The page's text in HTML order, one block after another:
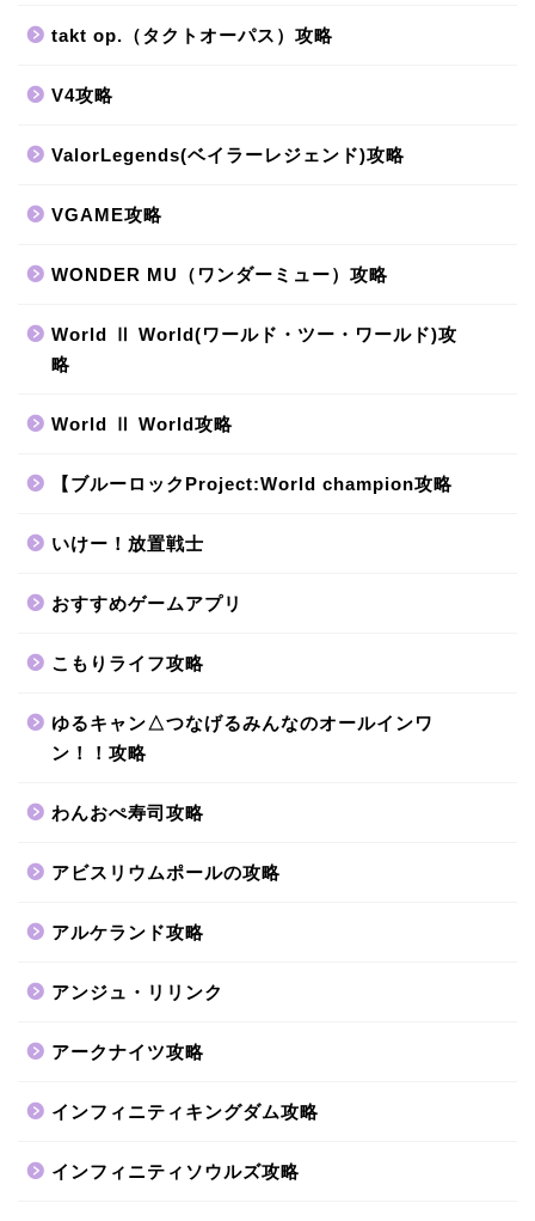
takt op.（タクトオーパス）攻略
V4攻略
ValorLegends(ベイラーレジェンド)攻略
VGAME攻略
WONDER MU（ワンダーミュー）攻略
World Ⅱ World(ワールド・ツー・ワールド)攻
略
World Ⅱ World攻略
【ブルーロックProject:World champion攻略
いけー！放置戦士
おすすめゲームアプリ
こもりライフ攻略
ゆるキャン△つなげるみんなのオールインワ
ン！！攻略
わんおぺ寿司攻略
アビスリウムポールの攻略
アルケランド攻略
アンジュ・リリンク
アークナイツ攻略
インフィニティキングダム攻略
インフィニティソウルズ攻略